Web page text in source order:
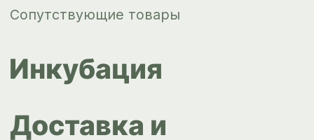
Согласие на обработку
персональных данных